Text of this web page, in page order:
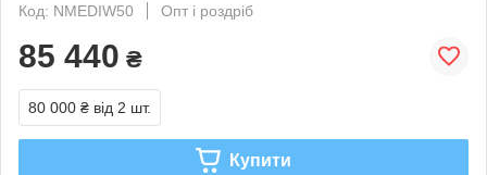
Код: NMEDIW50
Опт і роздріб
85 440 ₴
80 000 ₴ від 2 шт.
Купити